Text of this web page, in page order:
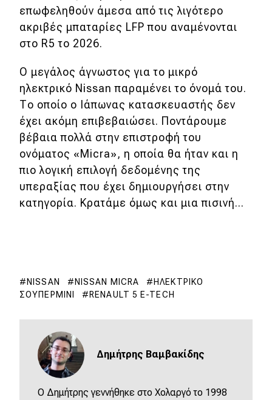
επωφεληθούν άμεσα από τις λιγότερο
ακριβές μπαταρίες LFP που αναμένονται
στο R5 το 2026.
Ο μεγάλος άγνωστος για το μικρό
ηλεκτρικό Nissan παραμένει το όνομά του.
Το οποίο ο Ιάπωνας κατασκευαστής δεν
έχει ακόμη επιβεβαιώσει. Ποντάρουμε
βέβαια πολλά στην επιστροφή του
ονόματος «Micra», η οποία θα ήταν και η
πιο λογική επιλογή δεδομένης της
υπεραξίας που έχει δημιουργήσει στην
κατηγορία. Κρατάμε όμως και μια πισινή...
NISSAN NISSAN MICRA
ΗΛΕΚΤΡΙΚΌ
ΣΟΥΠΕΡΜΊΝΙ
RENAULT 5 E-TECH
Δημήτρης Βαμβακίδης
Ο Δημήτρης γεννήθηκε στο Χολαργό το 1998